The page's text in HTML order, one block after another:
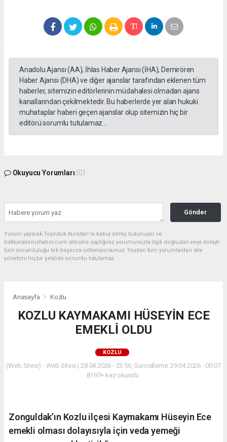
Anadolu Ajansı (AA), İhlas Haber Ajansı (İHA), Demirören
Haber Ajansı (DHA) ve diğer ajanslar tarafından eklenen tüm
haberler, sitemizin editörlerinin müdahalesi olmadan ajans
kanallarından çekilmektedir. Bu haberlerde yer alan hukuki
muhataplar haberi geçen ajanslar olup sitemizin hiç bir
editörü sorumlu tutulamaz...
Okuyucu Yorumları (0)
Gönder
Yorum yazarak Topluluk Kuralları’nı kabul etmiş bulunuyor ve
batikaradenizhaber.com sitesine yaptığınız yorumunuzla ilgili doğrudan veya dolaylı
tüm sorumluluğu tek başınıza üstleniyorsunuz. Yazılan tüm yorumlardan site
yönetimi hiçbir şekilde sorumlu tutulamaz.
Anasayfa Kozlu
KOZLU KAYMAKAMI HÜSEYİN ECE
EMEKLİ OLDU
KOZLU
(Web Sitesi) - Web Sitesi | 28.04.2026 - 23:56, Güncelleme: 29.04.2026 - 00:07
8197+ kez okundu.
Zonguldak’ın Kozlu ilçesi Kaymakamı Hüseyin Ece
emekli olması dolayısıyla için veda yemeği